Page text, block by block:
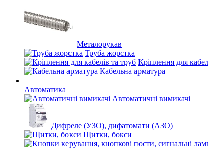
Металорукав
Труба жорстка
Кріплення для
Кабельна арматура
Автоматика
Автоматичні вимикачі
Дифреле (УЗО), дифатомати (АЗО)
Щитки, бокси